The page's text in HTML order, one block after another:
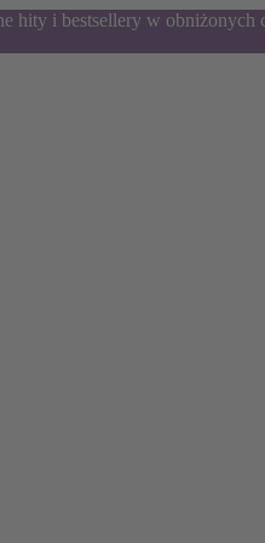
hity i bestsellery w obniżonych